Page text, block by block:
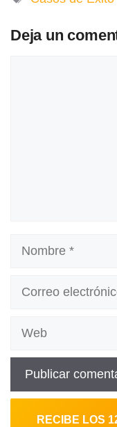
Deja un
Nombre
RECIBE LOS